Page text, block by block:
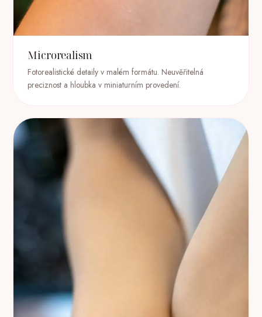
Microrealism
Fotorealistické detaily v malém formátu. Neuvěřitelná
preciznost a hloubka v miniaturním provedení.